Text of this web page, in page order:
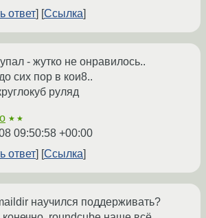
ответ
Ссылка
- жутко не онравилось..
сих пор в кои8..
руляд
★★
09:50:58 +00:00
ответ
Ссылка
научился поддерживать?